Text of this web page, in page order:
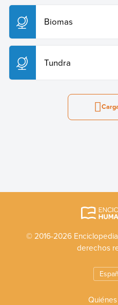
Biomas
Tundra
© 2016-2026
derechos